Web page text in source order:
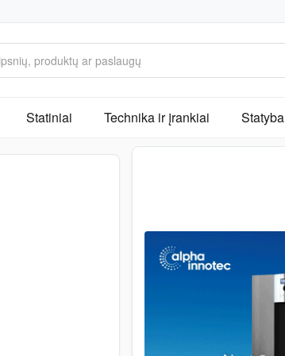
Statiniai Technika ir įrankiai Statyba